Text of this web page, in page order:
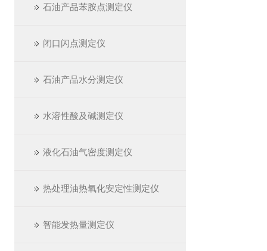
石油产品苯胺点测定仪
闭口闪点测定仪
石油产品水分测定仪
水溶性酸及碱测定仪
液化石油气密度测定仪
热处理油热氧化安定性测定仪
智能发热量测定仪